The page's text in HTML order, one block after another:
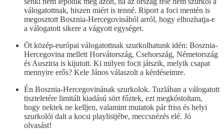
válogatottnak, hiszen miért is tenné. Riport a foci mentén is
megosztott Bosznia-Hercegovinából arról, hogy elhozhatja-e
a válogatott sikere a vágyott egységet.
Öt közép-európai válogatottnak szurkolhatunk idén: Bosznia-
Hercegovina mellett Horvátország, Csehország, Németország
és Ausztria is kijutott. Ki milyen focit játszik, melyik csapat
mennyire erős? Kele János válaszolt a kérdéseimre.
Én Bosznia-Hercegovinának szurkolok. Tuzlában a válogatott
tiszteletére limitált kiadású sört főztek, ezt megkóstoltam,
hogy nektek ne kelljen, valamint mutatok pár friss és helyi
szurkolói dalt a kocsi playlistjébe, meccsnézés elé. Jó
olvasást!